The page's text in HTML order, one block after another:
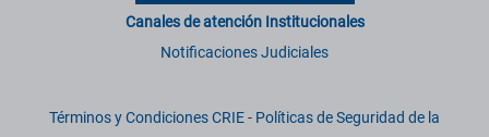
Canales de atención Institucionales
Notificaciones Judiciales
Términos y Condiciones CRIE- Políticas de Seguridad de la